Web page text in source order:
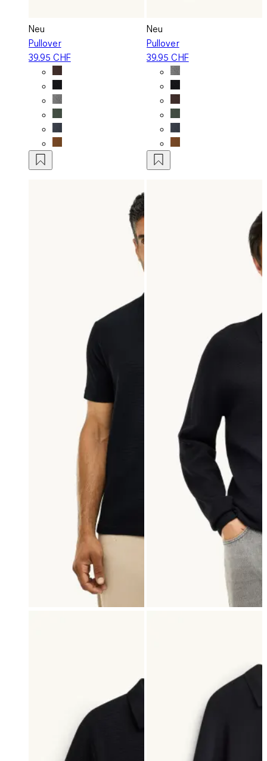
Neu
Pullover
39.95 CHF
Neu
Pullover
39.95 CHF